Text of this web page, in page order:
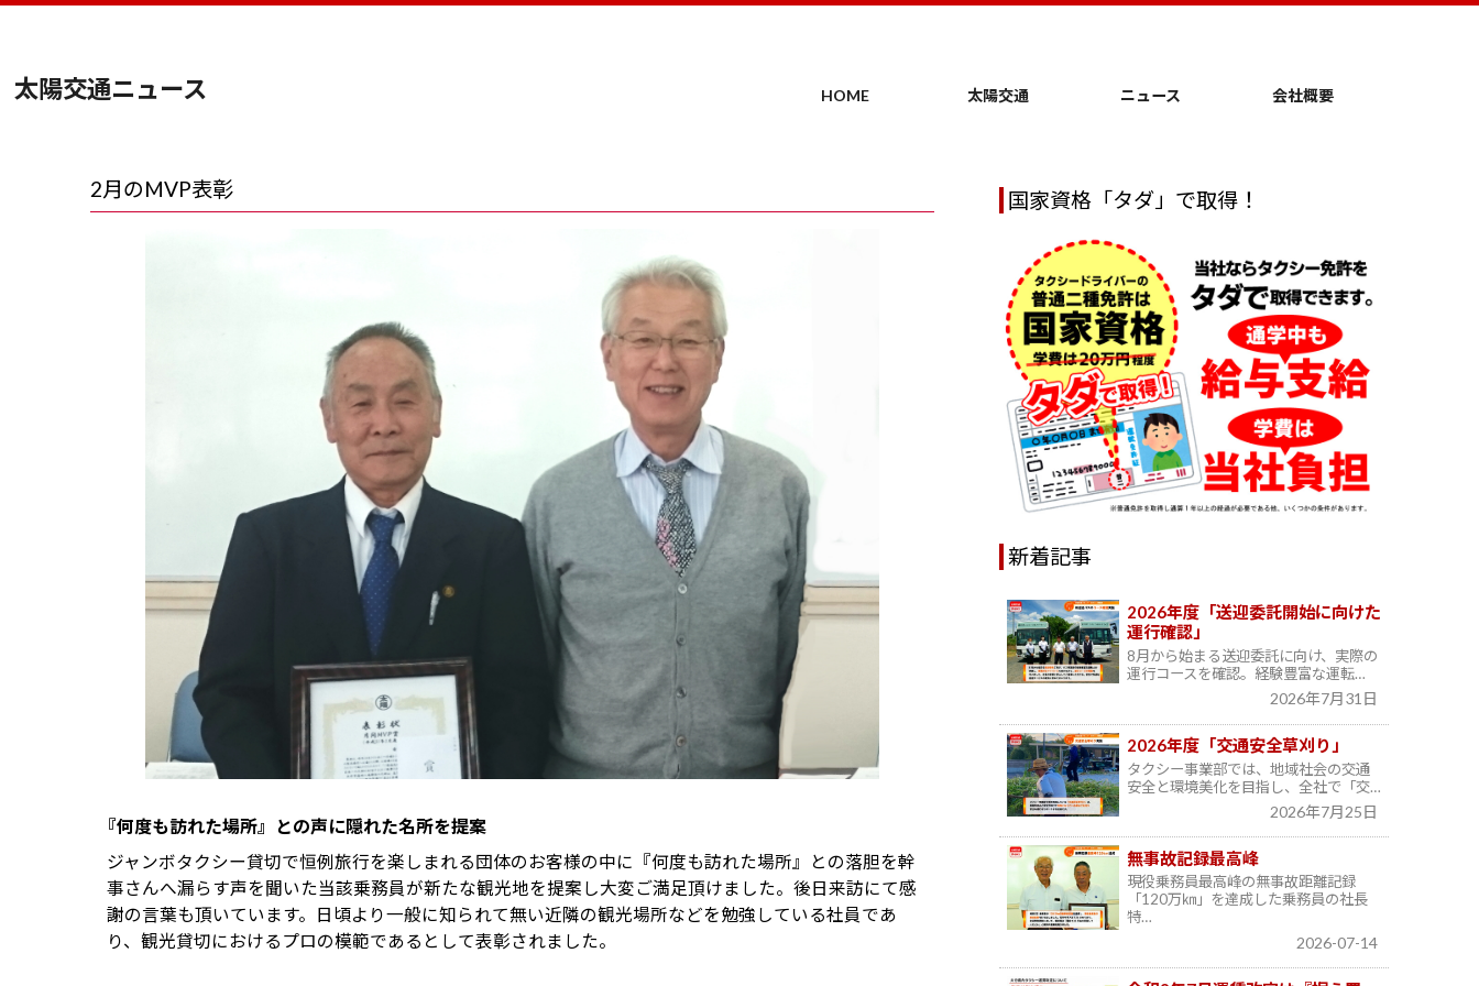
太陽交通ニュース HOME 太陽交通 ニュース 会社概要
2月のMVP表彰
『何度も訪れた場所』との声に隠れた名所を提案
ジャンボタクシー貸切で恒例旅行を楽しまれる団体のお客様の中に『何度も訪れた場所』との落胆を幹
事さんへ漏らす声を聞いた当該乗務員が新たな観光地を提案し大変ご満足頂けました。後日来訪にて感
謝の言葉も頂いています。日頃より一般に知られて無い近隣の観光場所などを勉強している社員であ
り、観光貸切におけるプロの模範であるとして表彰されました。
国家資格「タダ」で取得！
新着記事
2026年度「送迎委託開始に向けた
運行確認」
8月から始まる送迎委託に向け、実際の
運行コースを確認。経験豊富な運転…
2026年7月31日
2026年度「交通安全草刈り」
タクシー事業部では、地域社会の交通
安全と環境美化を目指し、全社で「交…
2026年7月25日
無事故記録最高峰
現役乗務員最高峰の無事故距離記録
「120万㎞」を達成した乗務員の社長
特…
2026-07-14